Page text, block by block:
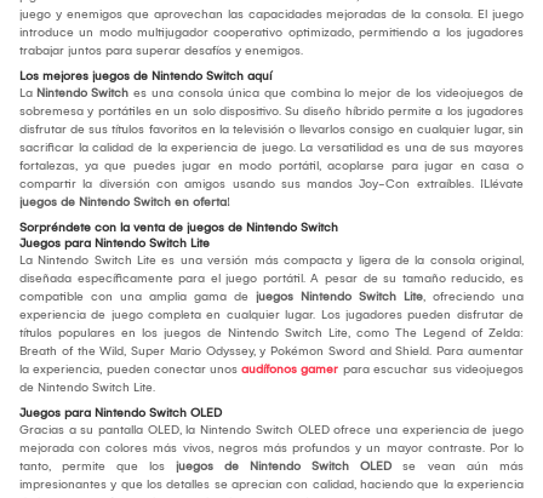
juego y enemigos que aprovechan las capacidades mejoradas de la consola. El juego
introduce un modo multijugador cooperativo optimizado, permitiendo a los jugadores
trabajar juntos para superar desafíos y enemigos.
Los mejores juegos de Nintendo Switch aquí
La Nintendo Switch es una consola única que combina lo mejor de los videojuegos de
sobremesa y portátiles en un solo dispositivo. Su diseño híbrido permite a los jugadores
disfrutar de sus títulos favoritos en la televisión o llevarlos consigo en cualquier lugar, sin
sacrificar la calidad de la experiencia de juego. La versatilidad es una de sus mayores
fortalezas, ya que puedes jugar en modo portátil, acoplarse para jugar en casa o
compartir la diversión con amigos usando sus mandos Joy-Con extraíbles. ¡Llévate
juegos de Nintendo Switch en oferta!
Sorpréndete con la venta de juegos de Nintendo Switch
Juegos para Nintendo Switch Lite
La Nintendo Switch Lite es una versión más compacta y ligera de la consola original,
diseñada específicamente para el juego portátil. A pesar de su tamaño reducido, es
compatible con una amplia gama de juegos Nintendo Switch Lite, ofreciendo una
experiencia de juego completa en cualquier lugar. Los jugadores pueden disfrutar de
títulos populares en los juegos de Nintendo Switch Lite, como The Legend of Zelda:
Breath of the Wild, Super Mario Odyssey, y Pokémon Sword and Shield. Para aumentar
la experiencia, pueden conectar unos audífonos gamer para escuchar sus videojuegos
de Nintendo Switch Lite.
Juegos para Nintendo Switch OLED
Gracias a su pantalla OLED, la Nintendo Switch OLED ofrece una experiencia de juego
mejorada con colores más vivos, negros más profundos y un mayor contraste. Por lo
tanto, permite que los juegos de Nintendo Switch OLED se vean aún más
impresionantes y que los detalles se aprecian con calidad, haciendo que la experiencia